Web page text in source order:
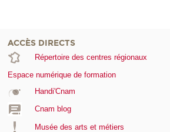
ACCÈS DIRECTS
Répertoire des centres régionaux
Espace numérique de formation
Handi'Cnam
Cnam blog
Musée des arts et métiers